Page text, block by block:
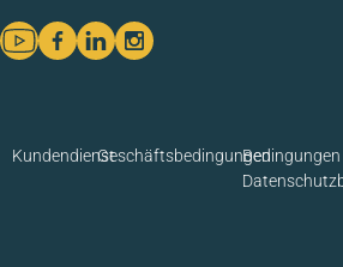
KundendienstGeschäftsbedingungen